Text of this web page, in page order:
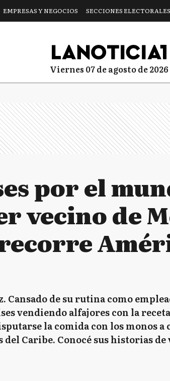
EMPRESAS Y NEGOCIOS SECCIONES ELECTORALES
viernes 07 de agosto de 2026
por el
vecino de
Cansado de su rutina como
vendiendo alfajores con la
la comida con los monos
del Caribe. Conocé sus historias